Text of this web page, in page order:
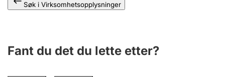
Søk i Virksomhetsopplysninger
Fant du det du lette etter?